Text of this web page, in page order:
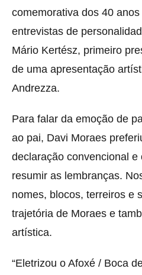
comemorativa dos 40
entrevistas de
Mário Kertész, primeiro
de uma apresentação
Andrezza.
Para falar da emoção de
ao pai, Davi Moraes
declaração convencional
resumir as lembranças.
nomes, blocos, terreiros e
trajetória de Moraes e
artística.
“Eletrizou o Afoxé / Boca